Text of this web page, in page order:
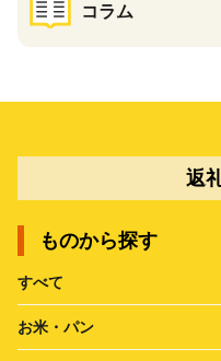
コラム
返
ものから探す
すべて
お米・パン